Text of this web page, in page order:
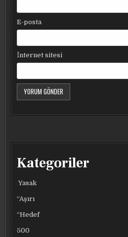
E-posta
İnternet sitesi
Kategoriler
Yasak
“Aşırı
“Hedef
500